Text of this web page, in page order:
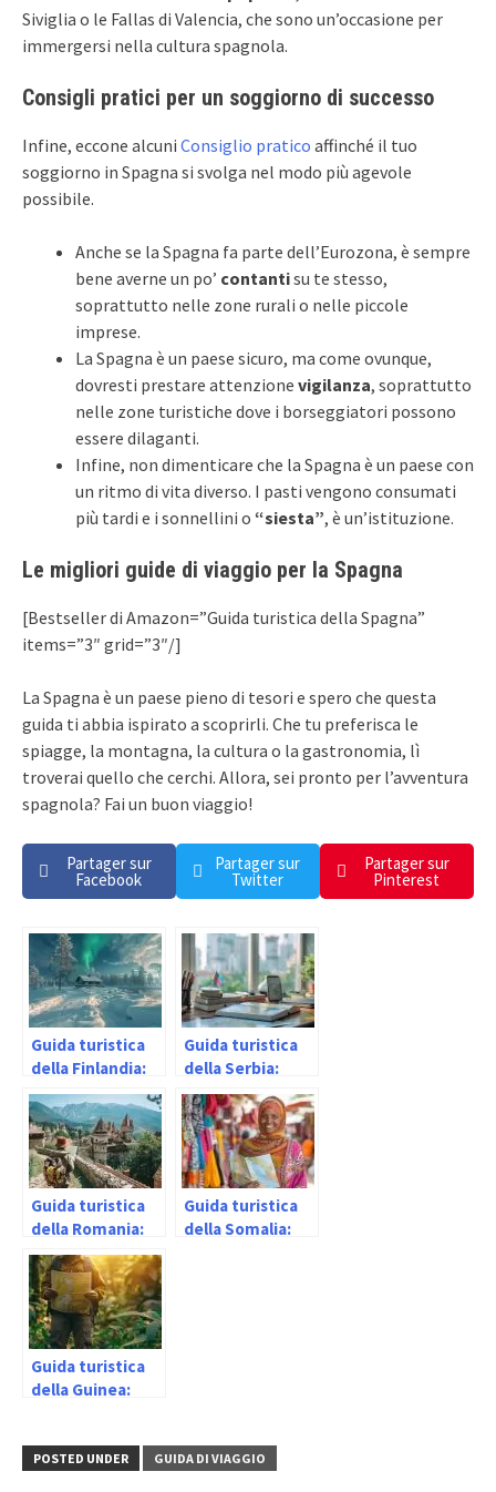
Siviglia o le Fallas di Valencia, che sono un’occasione per
immergersi nella cultura spagnola.
Consigli pratici per un soggiorno di successo
Infine, eccone alcuni Consiglio pratico affinché il tuo
soggiorno in Spagna si svolga nel modo più agevole
possibile.
Anche se la Spagna fa parte dell’Eurozona, è sempre
bene averne un po’ contantisu te stesso,
soprattutto nelle zone rurali o nelle piccole
imprese.
La Spagna è un paese sicuro, ma come ovunque,
dovresti prestare attenzione vigilanza, soprattutto
nelle zone turistiche dove i borseggiatori possono
essere dilaganti.
Infine, non dimenticare che la Spagna è un paese con
un ritmo di vita diverso. I pasti vengono consumati
più tardi e i sonnellini o “siesta”, è un’istituzione.
Le migliori guide di viaggio per la Spagna
[Bestseller di Amazon=”Guida turistica della Spagna”
items=”3″ grid=”3″/]
La Spagna è un paese pieno di tesori e spero che questa
guida ti abbia ispirato a scoprirli. Che tu preferisca le
spiagge, la montagna, la cultura o la gastronomia, lì
troverai quello che cerchi. Allora, sei pronto per l’avventura
spagnola? Fai un buon viaggio!
Partager sur
Facebook
Partager sur
Twitter
Partager sur
Pinterest
Guida turistica
della Finlandia:
informazioni
utili
Guida turistica
della Serbia:
informazioni
utili
Guida turistica
della Romania:
informazioni
utili
Guida turistica
della Somalia:
Guida turistica
della Guinea:
POSTED UNDER GUIDA DI VIAGGIO